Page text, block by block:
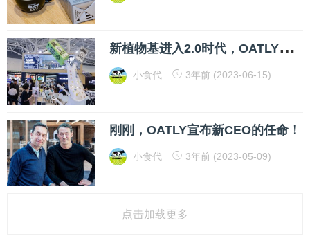
新
植物基进入2.0时代，OATLY要做更适合中国市场的产品
小食代 3年前 (2023-06-15)
刚刚，OATLY宣布新CEO的任命！
小食代 3年前 (2023-05-09)
点击加载更多